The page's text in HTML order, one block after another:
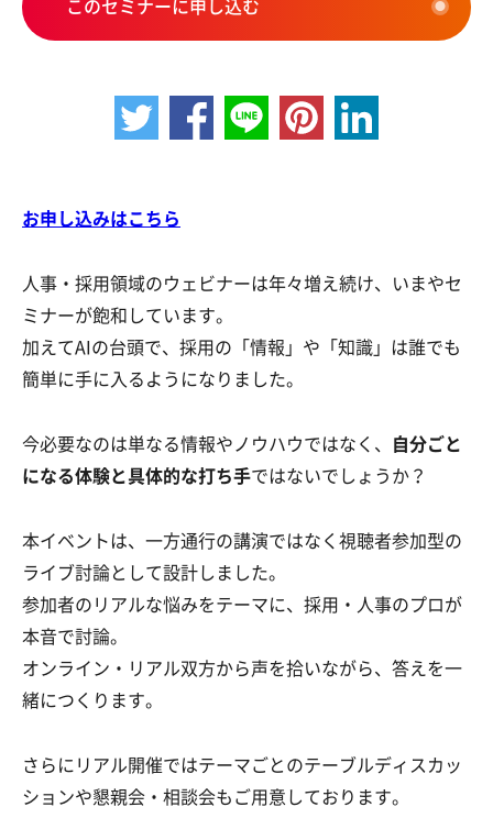
このセミナーに申し込む
お申し込みはこちら
人事・採用領域のウェビナーは年々増え続け、いまやセ
ミナーが飽和しています。
加えてAIの台頭で、採用の「情報」や「知識」は誰でも
簡単に手に入るようになりました。
今必要なのは単なる情報やノウハウではなく、
自分ごと
になる体験と具体的な打ち手ではないでしょうか？
本イベントは、一方通行の講演ではなく視聴者参加型の
ライブ討論として設計しました。
参加者のリアルな悩みをテーマに、採用・人事のプロが
本音で討論。
オンライン・リアル双方から声を拾いながら、答えを一
緒につくります。
さらにリアル開催ではテーマごとのテーブルディスカッ
ションや懇親会・相談会もご用意しております。